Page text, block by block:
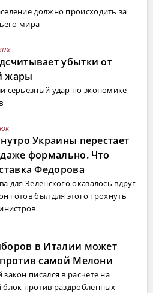
должно происходить за
мира
убытки от
жары
серьёзный удар по экономике
Украины перестает
формально. Что
Федорова
для Зеленского оказалось вдруг
готов был для этого грохнуть
в Италии может
самой Мелони
писался в расчете на
против раздробленных